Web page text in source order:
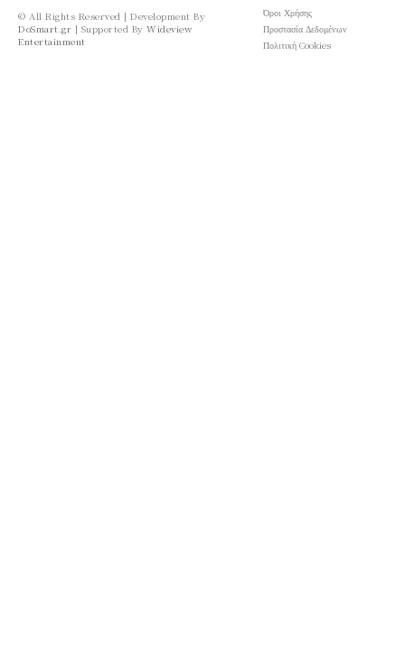
© All Rights Reserved | Development By
DoSmart.gr | Supported By Wideview
Entertainment
Όροι Χρήσης
Προστασία Δεδομένων
Πολιτική Cookies